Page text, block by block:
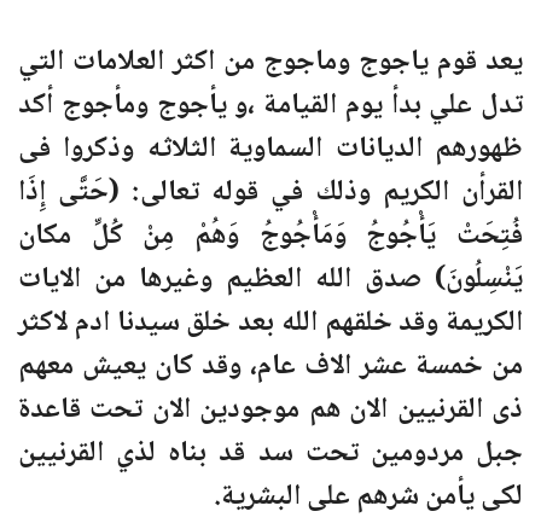
يعد قوم ياجوج وماجوج من اكثر العلامات التي
تدل علي بدأ يوم القيامة ،و يأجوج ومأجوج أكد
ظهورهم الديانات السماوية الثلاثه وذكروا فى
القرأن الكريم وذلك في قوله تعالى: (حَتَّى إِذَا
فُتِحَتْ يَأْجُوجُ وَمَأْجُوجُ وَهُمْ مِنْ كُلِّ مكان
يَنْسِلُونَ) صدق الله العظيم وغيرها من الايات
الكريمة وقد خلقهم الله بعد خلق سيدنا ادم لاكثر
من خمسة عشر الاف عام، وقد كان يعيش معهم
ذى القرنيين الان هم موجودين الان تحت قاعدة
جبل مردومين تحت سد قد بناه لذي القرنيين
لكى يأمن شرهم على البشرية.